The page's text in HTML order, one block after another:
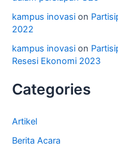
kampus inovasi on
2022
kampus inovasi on
Resesi Ekonomi 2023
Categories
Artikel
Berita Acara